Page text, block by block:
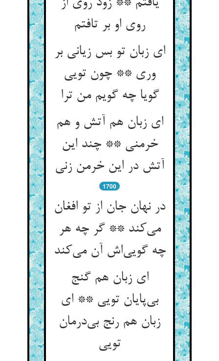
ای زبان تو بس زیانی بر
وری ** چون تویی
گویا چه گویم من ترا
ای زبان هم آتش و هم
خرمنی ** چند این
1700
در نهان جان از تو افغان
می‌‌کند ** گر چه هر
چه گویی‌‌اش آن می‌‌کند
ای زبان هم گنج
بی‌‌پایان تویی ** ای
زبان هم رنج بی‌‌درمان